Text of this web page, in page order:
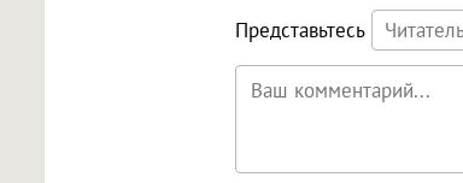
Представьтесь